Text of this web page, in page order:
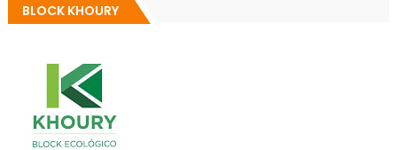
BLOCK KHOURY